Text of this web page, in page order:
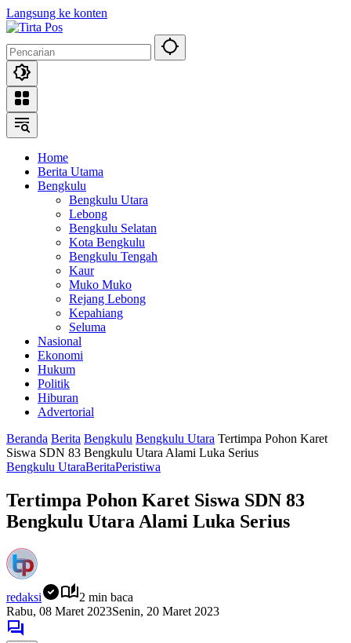
Langsung ke konten
Home
Berita Utama
Bengkulu
Bengkulu Utara
Lebong
Bengkulu Selatan
Kota Bengkulu
Bengkulu Tengah
Kaur
Muko Muko
Rejang Lebong
Kepahiang
Seluma
Nasional
Ekonomi
Hukum
Politik
Hiburan
Advertorial
Beranda Berita Bengkulu Bengkulu Utara Tertimpa Pohon Karet
Siswa SDN 83 Bengkulu Utara Alami Luka Serius
Bengkulu UtaraBeritaPeristiwa
Tertimpa Pohon Karet Siswa SDN 83
Bengkulu Utara Alami Luka Serius
redaksi
2 min baca
Rabu, 08 Maret 2023Senin, 20 Maret 2023